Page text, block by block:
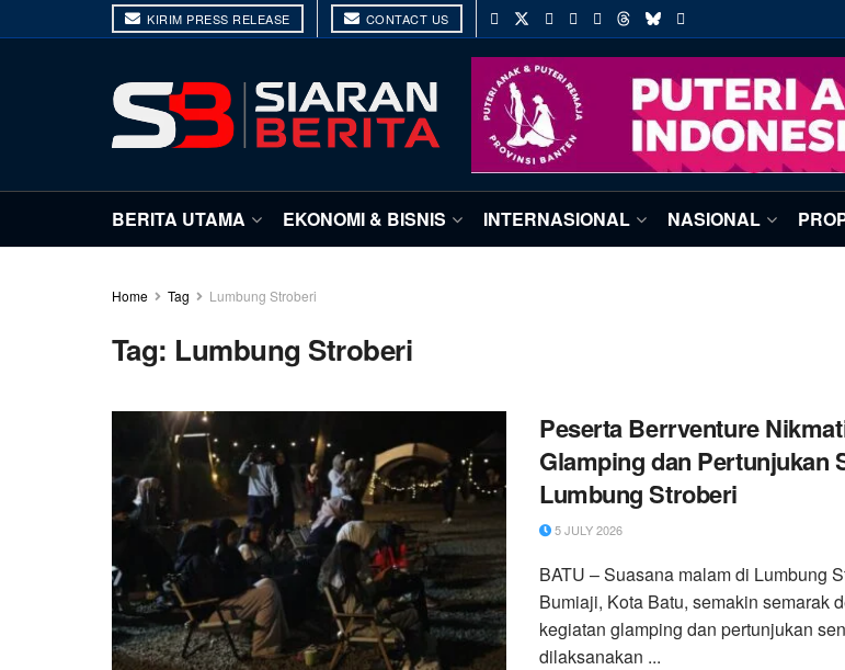
KIRIM PRESS RELEASE CONTACT US
BERITA UTAMA EKONOMI & BISNIS INTERNASIONAL NASIONAL
Home Tag Lumbung Stroberi
Tag: Lumbung Stroberi
Peserta Berrventure
Glamping dan Pertunjukan
Lumbung Stroberi
5 JULY 2026
BATU – Suasana malam di Lumbung
Bumiaji, Kota Batu, semakin semarak
kegiatan glamping dan pertunjukan
dilaksanakan ...